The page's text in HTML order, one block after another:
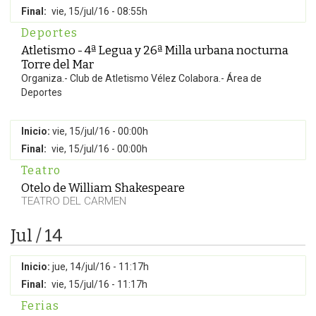
Final: vie, 15/jul/16 - 08:55h
Deportes
Atletismo - 4ª Legua y 26ª Milla urbana nocturna
Torre del Mar
Organiza.- Club de Atletismo Vélez Colabora.- Área de
Deportes
Inicio: vie, 15/jul/16 - 00:00h
Final: vie, 15/jul/16 - 00:00h
Teatro
Otelo de William Shakespeare
TEATRO DEL CARMEN
Jul / 14
Inicio: jue, 14/jul/16 - 11:17h
Final: vie, 15/jul/16 - 11:17h
Ferias